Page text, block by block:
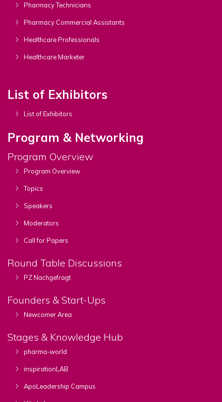
Pharmacy Technicians
Pharmacy Commercial Assistants
Healthcare Professionals
Healthcare Marketer
List of Exhibitors
List of Exhibitors
Program & Networking
Program Overview
Program Overview
Topics
Speakers
Moderators
Call for Papers
Round Table Discussions
PZ Nachgefragt
Founders & Start-Ups
Newcomer Area
Stages & Knowledge Hub
pharma-world
inspirationLAB
ApoLeadership Campus